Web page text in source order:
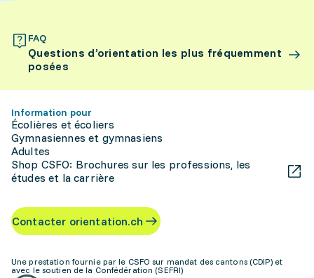
FAQ
Questions d’orientation les plus fréquemment
posées
Information pour
Écolières et écoliers
Gymnasiennes et gymnasiens
Adultes
Shop CSFO: Brochures sur les professions, les
études et la carrière
Contacter orientation.ch
Une prestation fournie par le CSFO sur mandat des cantons (CDIP) et
avec le soutien de la Confédération (SEFRI)